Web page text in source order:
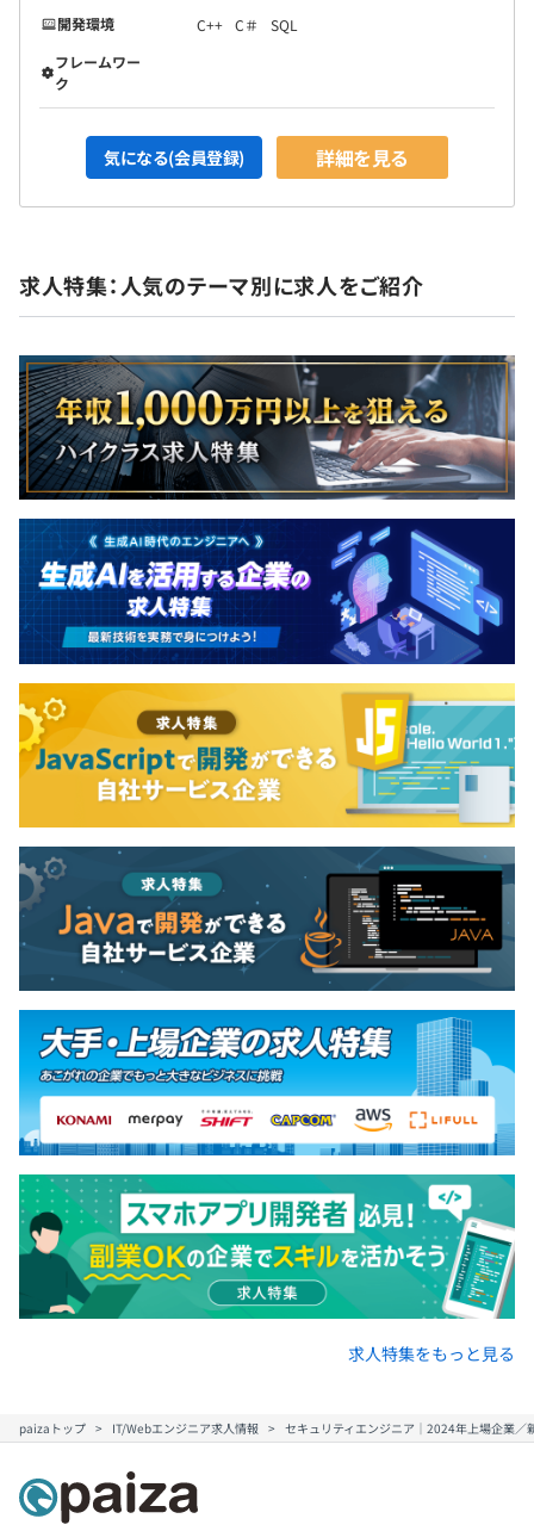
開発環境
C++ C＃
SQL
フレームワー
ク
気になる(会員登録) 詳細を見る
求人特集：人気のテーマ別に求人をご紹介
求人特集をもっと見る
paizaトップ IT/Webエンジニア求人情報 セキュリティエンジニア｜2024年上場企業／